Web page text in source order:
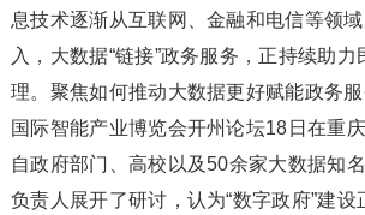
息技术逐渐从互联网、金融和电信等领
入，大数据“链接”政务服务，正持续助
理。聚焦如何推动大数据更好赋能政务
国际智能产业博览会开州论坛18日在重
自政府部门、高校以及50余家大数据知
负责人展开了研讨，认为“数字政府”建设